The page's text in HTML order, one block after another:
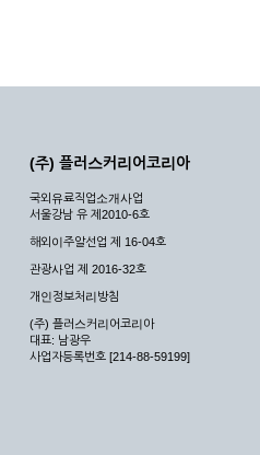
(주) 플러스커리어코리아
국외유료직업소개사업
서울강남 유 제2010-6호
해외이주알선업 제 16-04호
관광사업 제 2016-32호
개인정보처리방침
(주) 플러스커리어코리아
대표: 남광우
사업자등록번호 [214-88-59199]